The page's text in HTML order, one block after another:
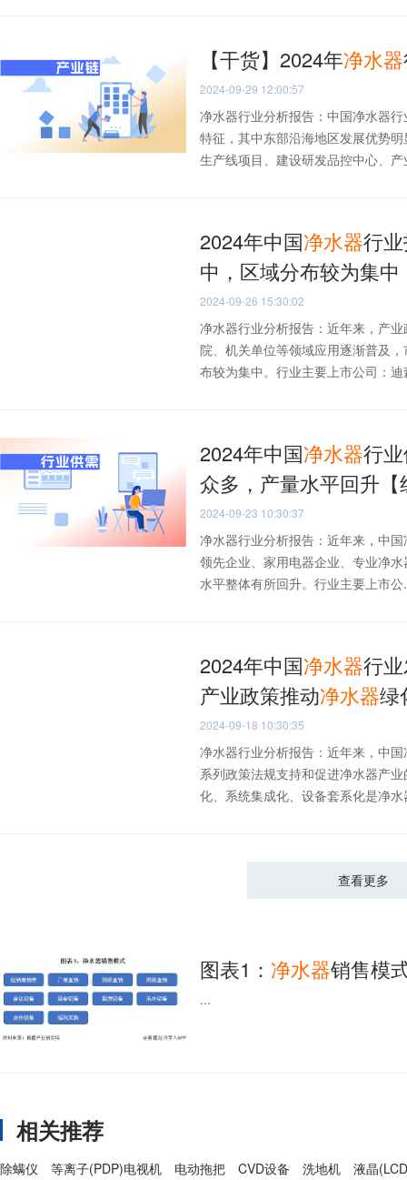
【干货】2024年净水器
2024-09-29 12:00:57
净水器行业分析报告：中国净水器
特征，其中东部沿海地区发展优势
生产线项目、建设研发品控中心、
2024年中国净水器行
中，区域分布较为集中
2024-09-26 15:30:02
净水器行业分析报告：近年来，产
院、机关单位等领域应用逐渐普及
布较为集中。行业主要上市公司：
2024年中国净水器行
众多，产量水平回升【
2024-09-23 10:30:37
净水器行业分析报告：近年来，中
领先企业、家用电器企业、专业净
水平整体有所回升。行业主要上市公
2024年中国净水器行
产业政策推动净水器绿
2024-09-18 10:30:35
净水器行业分析报告：近年来，中
系列政策法规支持和促进净水器产
化、系统集成化、设备套系化是净
查看更多
图表1： 净水器销售模
...
相关推荐
除螨仪 等离子(PDP)电视机 电动拖把 CVD设备 洗地机
液晶